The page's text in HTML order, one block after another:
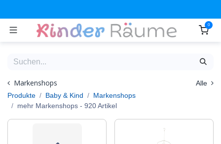
0
Markenshops
Alle
Produkte
Baby & Kind
Markenshops
mehr Markenshops - 920 Artikel